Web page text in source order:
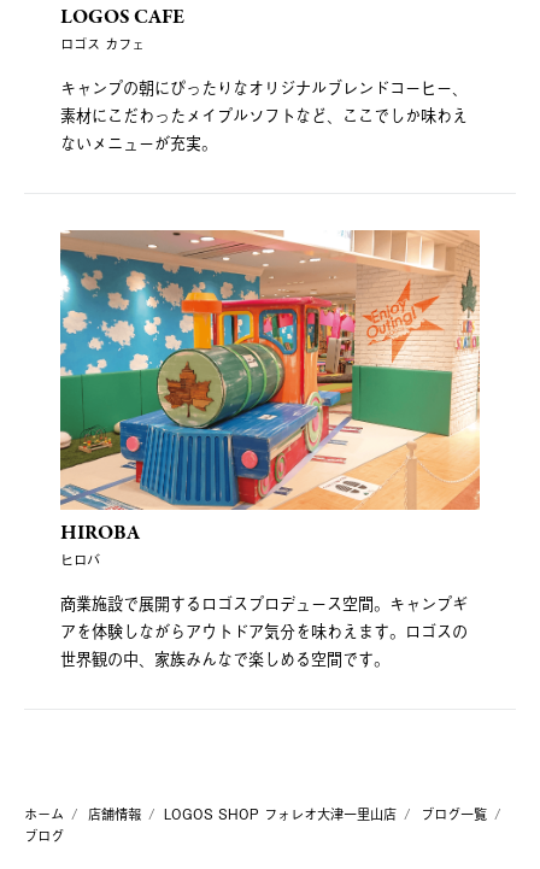
LOGOS CAFE
ロゴス カフェ
キャンプの朝にぴったりなオリジナルブレンドコーヒー、
素材にこだわったメイプルソフトなど、ここでしか味わえ
ないメニューが充実。
HIROBA
ヒロバ
商業施設で展開するロゴスプロデュース空間。キャンプギ
アを体験しながらアウトドア気分を味わえます。ロゴスの
世界観の中、家族みんなで楽しめる空間です。
ホーム 店舗情報 LOGOS SHOP フォレオ大津一里山店
ブログ一覧
ブログ